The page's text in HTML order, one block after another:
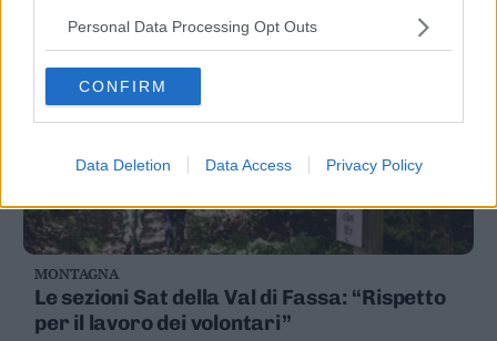
Personal Data Processing Opt Outs
CONFIRM
Data Deletion Data Access Privacy Policy
comune tra Trentino e Alto Adige. (Foto Transdolomites)
MONTAGNA
Le sezioni Sat della Val di Fassa: “Rispetto
per il lavoro dei volontari”